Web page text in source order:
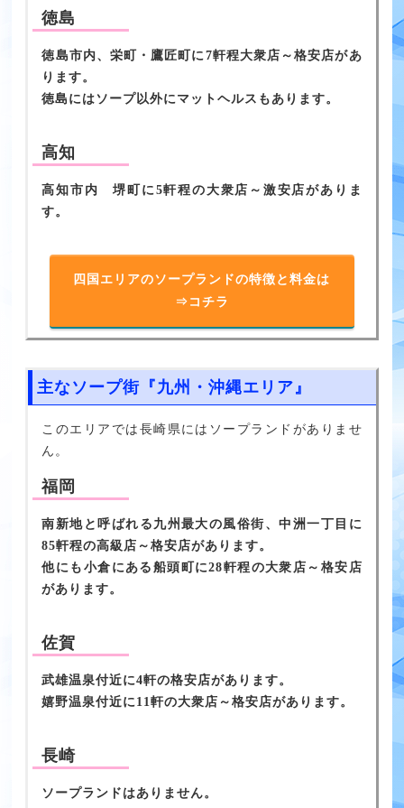
徳島
徳島市内、栄町・鷹匠町に7軒程大衆店～格安店があ
ります。
徳島にはソープ以外にマットヘルスもあります。
高知
高知市内 堺町に5軒程の大衆店～激安店がありま
す。
四国エリアのソープランドの特徴と料金は
⇒コチラ
主なソープ街『九州・沖縄エリア』
このエリアでは長崎県にはソープランドがありませ
ん。
福岡
南新地と呼ばれる九州最大の風俗街、中洲一丁目に
85軒程の高級店～格安店があります。
他にも小倉にある船頭町に28軒程の大衆店～格安店
があります。
佐賀
武雄温泉付近に4軒の格安店があります。
嬉野温泉付近に11軒の大衆店～格安店があります。
長崎
ソープランドはありません。